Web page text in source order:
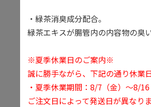
・緑茶消臭成分配合。
緑茶エキスが腸管内の内容物の臭
※夏季休業日のご案内※
誠に勝手ながら、下記の通り休業
・夏季休業期間：8/7（金）～8/16
ご注文日によって発送日が異なり